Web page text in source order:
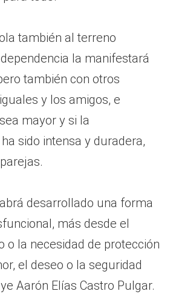
también al terreno
la manifestará
también con otros
y los amigos, e
mayor y si la
sido intensa y duradera,
desarrollado una forma
más desde el
o la necesidad de protección
el deseo o la seguridad
Aarón Elías Castro Pulgar.